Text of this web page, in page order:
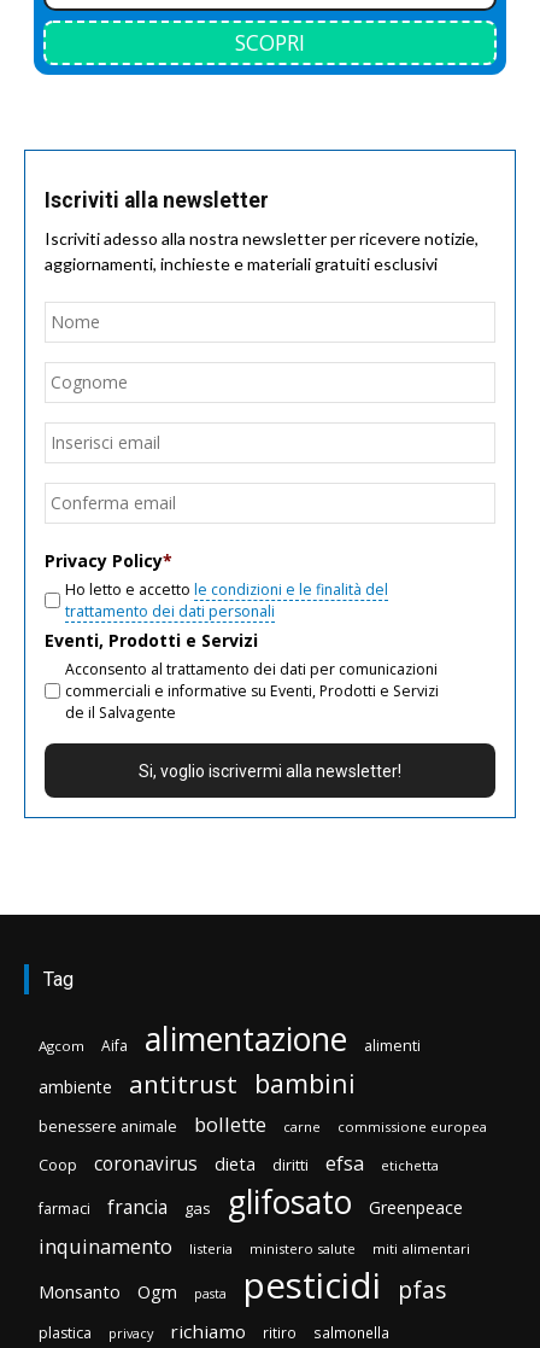
SCOPRI
Iscriviti alla newsletter
Iscriviti adesso alla nostra newsletter per ricevere notizie,
aggiornamenti, inchieste e materiali gratuiti esclusivi
Nome
Email
Privacy Policy*
Ho letto e accetto le condizioni e le finalità del
trattamento dei dati personali
Eventi, Prodotti e Servizi
Acconsento al trattamento dei dati per comunicazioni
commerciali e informative su Eventi, Prodotti e Servizi
de il Salvagente
Tag
Agcom Aifa alimentazione alimenti
ambiente antitrust bambini
benessere animale bollette carne commissione europea
Coop coronavirus dieta diritti efsa etichetta
farmaci francia gas glifosato Greenpeace
inquinamento listeria ministero salute miti alimentari
Monsanto Ogm pasta pesticidi pfas
plastica privacy richiamo ritiro salmonella